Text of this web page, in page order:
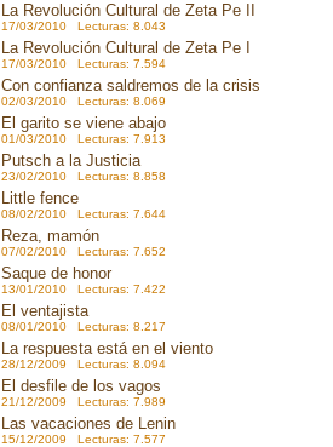
La Revolución Cultural de Zeta Pe II
17/03/2010 Lecturas: 8.043
La Revolución Cultural de Zeta Pe I
17/03/2010 Lecturas: 7.594
Con confianza saldremos de la crisis
02/03/2010 Lecturas: 8.069
El garito se viene abajo
01/03/2010 Lecturas: 7.913
Putsch a la Justicia
23/02/2010 Lecturas: 8.858
Little fence
08/02/2010 Lecturas: 7.644
Reza, mamón
07/02/2010 Lecturas: 7.652
Saque de honor
13/01/2010 Lecturas: 7.422
El ventajista
08/01/2010 Lecturas: 8.217
La respuesta está en el viento
28/12/2009 Lecturas: 8.094
El desfile de los vagos
21/12/2009 Lecturas: 7.989
Las vacaciones de Lenin
15/12/2009 Lecturas: 7.577